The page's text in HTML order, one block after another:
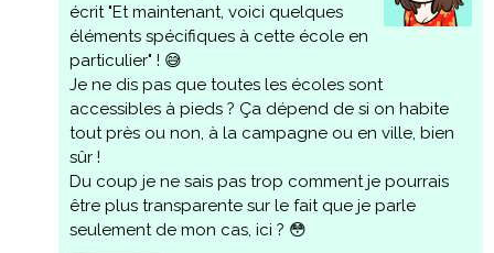
écrit "Et maintenant, voici quelques
éléments spécifiques à cette école en
particulier" ! 😅
Je ne dis pas que toutes les écoles sont
accessibles à pieds ? Ça dépend de si on habite
tout près ou non, à la campagne ou en ville, bien
sûr !
Du coup je ne sais pas trop comment je pourrais
être plus transparente sur le fait que je parle
seulement de mon cas, ici ? 😳